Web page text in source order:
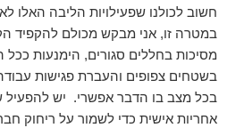
חשוב לכולנו שפעילויות הליבה האלו
במטרה זו, אני מבקש מכולם להקפיד
מסיכות בחללים סגורים, הימנעות ככל
בשטחים צפופים והעברת פגישות
בכל מצב בו הדבר אפשרי. יש להפעיל
אחריות אישית כדי לשמור על ריחוק